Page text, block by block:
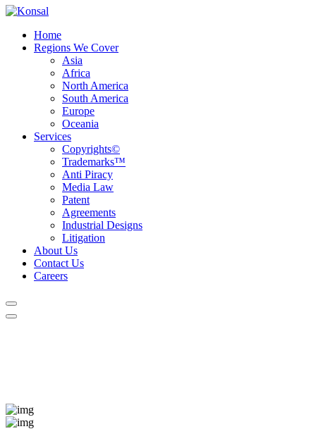
Home
Regions We Cover
Asia
Africa
North America
South America
Europe
Oceania
Services
Copyrights©
Trademarks™
Anti Piracy
Media Law
Patent
Agreements
Industrial Designs
Litigation
About Us
Contact Us
Careers